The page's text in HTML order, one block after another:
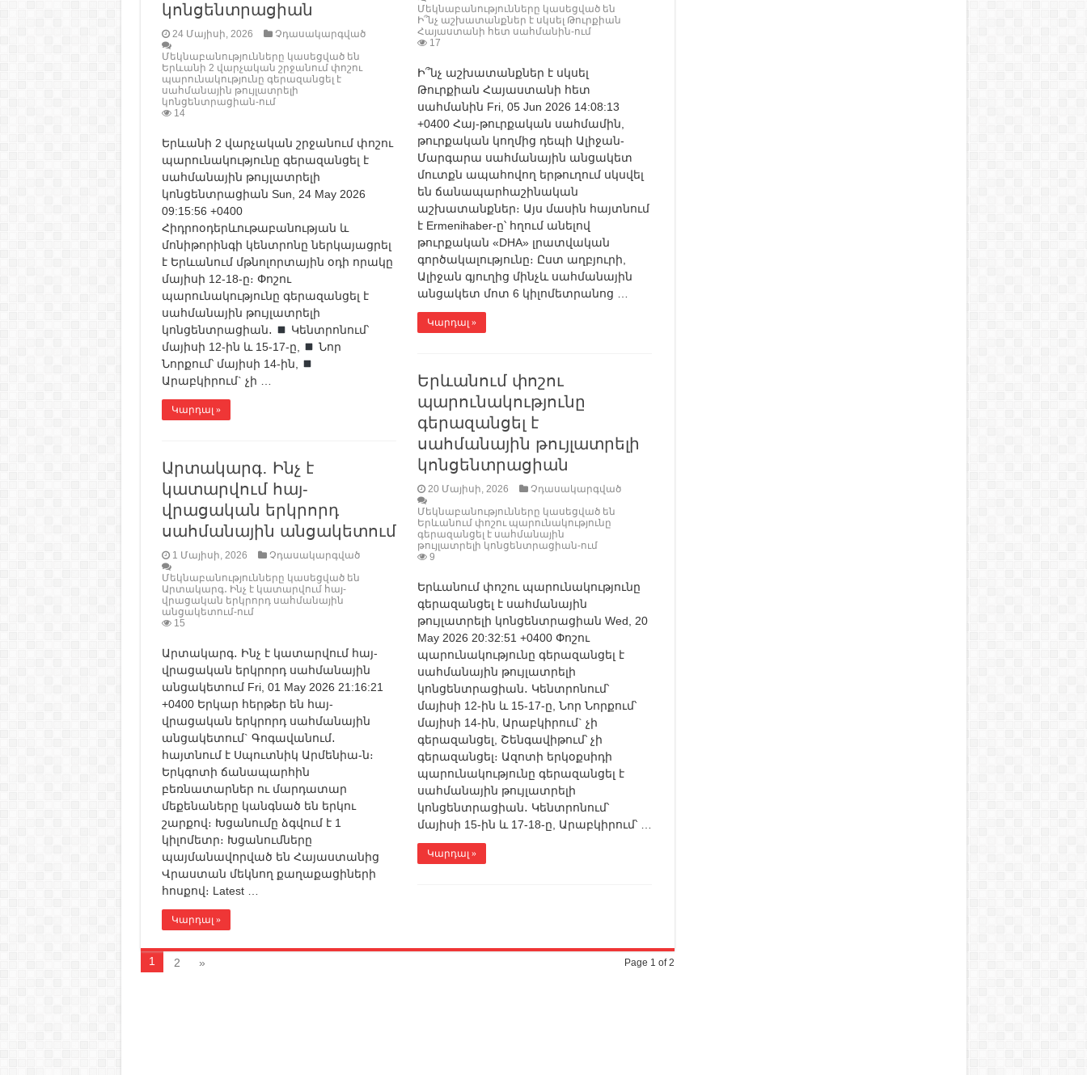
Մեկնաբանությունները կասեցված են
Ի՞նչ աշխատանքներ է սկսել Թուրքիան
Հայաստանի հետ սահմանին-ում
17
Ի՞նչ աշխատանքներ է սկսել
Թուրքիան Հայաստանի հետ
սահմանին Fri, 05 Jun 2026 14:08:13
+0400 Հայ-թուրքական սահմամին,
թուրքական կողմից դեպի Ալիջան-
Մարգարա սահմանային անցակետ
մուտքն ապահովող երթուղում սկսվել
են ճանապարհաշինական
աշխատանքներ։ Այս մասին հայտնում
է Ermenihaber-ը՝ հղում անելով
թուրքական «DHA» լրատվական
գործակալությունը։ Ըստ աղբյուրի,
Ալիջան գյուղից մինչև սահմանային
անցակետ մոտ 6 կիլոմետրանոց …
Կարդալ »
կոնցենտրացիան
24 Մայիսի, 2026
Չդասակարգված
Մեկնաբանությունները կասեցված են
Երևանի 2 վարչական շրջանում փոշու
պարունակությունը գերազանցել է
սահմանային թույլատրելի
կոնցենտրացիան-ում
14
Երևանի 2 վարչական շրջանում փոշու
պարունակությունը գերազանցել է
սահմանային թույլատրելի
կոնցենտրացիան Sun, 24 May 2026
09:15:56 +0400
Հիդրոօդերևութաբանության և
մոնիթորինգի կենտրոնը ներկայացրել
է Երևանում մթնոլորտային օդի որակը
մայիսի 12-18-ը։ Փոշու
պարունակությունը գերազանցել է
սահմանային թույլատրելի
կոնցենտրացիան․
Կենտրոնում՝
մայիսի 12-ին և 15-17-ը,
Նոր
Նորքում՝ մայիսի 14-ին,
Արաբկիրում` չի …
Կարդալ »
Երևանում փոշու
պարունակությունը
գերազանցել է
սահմանային թույլատրելի
կոնցենտրացիան
20 Մայիսի, 2026
Չդասակարգված
Մեկնաբանությունները կասեցված են
Երևանում փոշու պարունակությունը
գերազանցել է սահմանային
թույլատրելի կոնցենտրացիան-ում
9
Երևանում փոշու պարունակությունը
գերազանցել է սահմանային
թույլատրելի կոնցենտրացիան Wed, 20
May 2026 20:32:51 +0400 Փոշու
պարունակությունը գերազանցել է
սահմանային թույլատրելի
կոնցենտրացիան․ Կենտրոնում՝
մայիսի 12-ին և 15-17-ը, Նոր Նորքում՝
մայիսի 14-ին, Արաբկիրում` չի
գերազանցել, Շենգավիթում՝ չի
գերազանցել։ Ազոտի երկօքսիդի
պարունակությունը գերազանցել է
սահմանային թույլատրելի
կոնցենտրացիան․ Կենտրոնում՝
մայիսի 15-ին և 17-18-ը, Արաբկիրում՝ …
Կարդալ »
Արտակարգ․ Ինչ է
կատարվում հայ-
վրացական երկրորդ
սահմանային անցակետում
1 Մայիսի, 2026
Չդասակարգված
Մեկնաբանությունները կասեցված են
Արտակարգ․ Ինչ է կատարվում հայ-
վրացական երկրորդ սահմանային
անցակետում-ում
15
Արտակարգ․ Ինչ է կատարվում հայ-
վրացական երկրորդ սահմանային
անցակետում Fri, 01 May 2026 21:16:21
+0400 Երկար հերթեր են հայ-
վրացական երկրորդ սահմանային
անցակետում` Գոգավանում․
հայտնում է Սպուտնիկ Արմենիա-ն։
Երկգոտի ճանապարհին
բեռնատարներ ու մարդատար
մեքենաները կանգնած են երկու
շարքով։ Խցանումը ձգվում է 1
կիլոմետր։ Խցանումները
պայմանավորված են Հայաստանից
Վրաստան մեկնող քաղաքացիների
հոսքով։ Latest …
Կարդալ »
Page 1 of 2
1 2 »